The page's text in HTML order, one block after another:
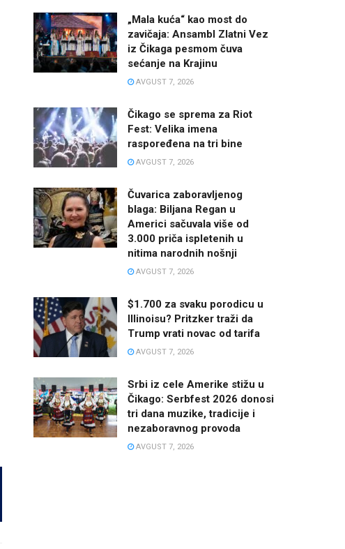
„Mala kuća“ kao most do
zavičaja: Ansambl Zlatni Vez
iz Čikaga pesmom čuva
sećanje na Krajinu
AVGUST 7, 2026
Čikago se sprema za Riot
Fest: Velika imena
raspoređena na tri bine
AVGUST 7, 2026
Čuvarica zaboravljenog
blaga: Biljana Regan u
Americi sačuvala više od
3.000 priča ispletenih u
nitima narodnih nošnji
AVGUST 7, 2026
$1.700 za svaku porodicu u
Illinoisu? Pritzker traži da
Trump vrati novac od tarifa
AVGUST 7, 2026
Srbi iz cele Amerike stižu u
Čikago: Serbfest 2026 donosi
tri dana muzike, tradicije i
nezaboravnog provoda
AVGUST 7, 2026